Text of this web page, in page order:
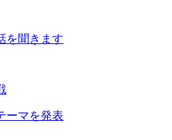
を聞きます
ーマを発表